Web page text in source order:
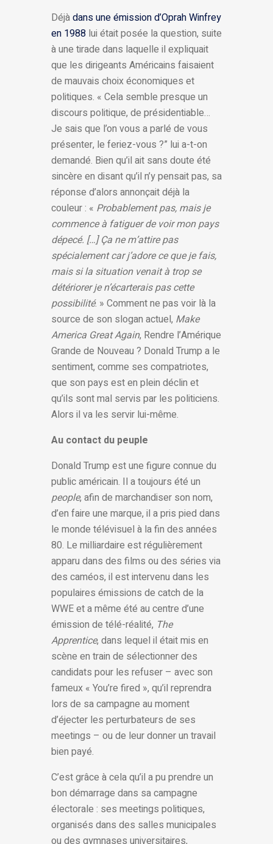
Déjàdans une émission d’Oprah Winfrey
en 1988 lui était posée la question, suite
à une tirade dans laquelle il expliquait
que les dirigeants Américains faisaient
de mauvais choix économiques et
politiques. « Cela semble presque un
discours politique, de présidentiable…
Je sais que l’on vous a parlé de vous
présenter, le feriez-vous ?” lui a-t-on
demandé. Bien qu’il ait sans doute été
sincère en disant qu’il n’y pensait pas, sa
réponse d’alors annonçait déjà la
couleur : « Probablement pas, mais je
commence à fatiguer de voir mon pays
dépecé. […] Ça ne m’attire pas
spécialement car j’adore ce que je fais,
mais si la situation venait à trop se
détériorer je n’écarterais pas cette
possibilité. » Comment ne pas voir là la
source de son slogan actuel, Make
America Great Again, Rendre l’Amérique
Grande de Nouveau ? Donald Trump a le
sentiment, comme ses compatriotes,
que son pays est en plein déclin et
qu’ils sont mal servis par les politiciens.
Alors il va les servir lui-même.
Au contact du peuple
Donald Trump est une figure connue du
public américain. Il a toujours été un
people, afin de marchandiser son nom,
d’en faire une marque, il a pris pied dans
le monde télévisuel à la fin des années
80. Le milliardaire est régulièrement
apparu dans des films ou des séries via
des caméos, il est intervenu dans les
populaires émissions de catch de la
WWE et a même été au centre d’une
émission de télé-réalité, The
Apprentice, dans lequel il était mis en
scène en train de sélectionner des
candidats pour les refuser – avec son
fameux « You’re fired », qu’il reprendra
lors de sa campagne au moment
d’éjecter les perturbateurs de ses
meetings – ou de leur donner un travail
bien payé.
C’est grâce à cela qu’il a pu prendre un
bon démarrage dans sa campagne
électorale : ses meetings politiques,
organisés dans des salles municipales
ou des gymnases universitaires,